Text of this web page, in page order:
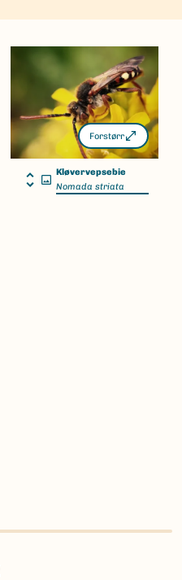
Forstørr
Kløvervepsebie
Nomada striata